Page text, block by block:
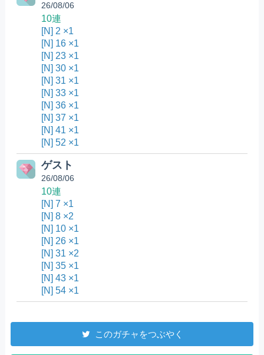
26/08/06
10連
[N] 2 ×1
[N] 16 ×1
[N] 23 ×1
[N] 30 ×1
[N] 31 ×1
[N] 33 ×1
[N] 36 ×1
[N] 37 ×1
[N] 41 ×1
[N] 52 ×1
ゲスト
26/08/06
10連
[N] 7 ×1
[N] 8 ×2
[N] 10 ×1
[N] 26 ×1
[N] 31 ×2
[N] 35 ×1
[N] 43 ×1
[N] 54 ×1
このガチャをつぶやく